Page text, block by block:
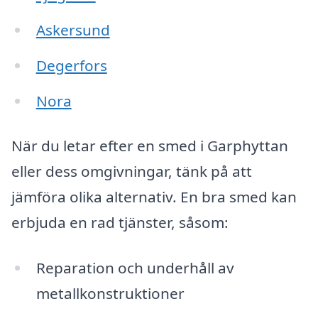
Askersund
Degerfors
Nora
När du letar efter en smed i Garphyttan
eller dess omgivningar, tänk på att
jämföra olika alternativ. En bra smed kan
erbjuda en rad tjänster, såsom:
Reparation och underhåll av
metallkonstruktioner